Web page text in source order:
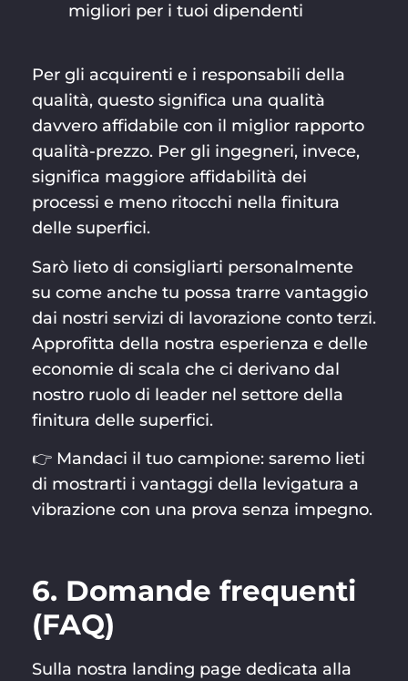
migliori per i tuoi dipendenti
Per gli acquirenti e i responsabili della
qualità, questo significa una qualità
davvero affidabile con il miglior rapporto
qualità-prezzo. Per gli ingegneri, invece,
significa maggiore affidabilità dei
processi e meno ritocchi nella finitura
delle superfici.
Sarò lieto di consigliarti personalmente
su come anche tu possa trarre vantaggio
dai nostri servizi di lavorazione conto terzi.
Approfitta della nostra esperienza e delle
economie di scala che ci derivano dal
nostro ruolo di leader nel settore della
finitura delle superfici.
👉 Mandaci il tuo campione: saremo lieti
di mostrarti i vantaggi della levigatura a
vibrazione con una prova senza impegno.
6. Domande frequenti
(FAQ)
Sulla nostra landing page dedicata alla